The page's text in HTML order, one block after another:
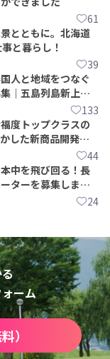
61
とともに。北海道
と暮らし！
39
人と地域をつなぐ
｜五島列島新上五
133
度トップクラスの
した新商品開発＆
44
中を飛び回る！長
ターを募集しま
24
ーム
）